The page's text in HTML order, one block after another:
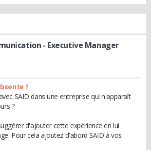
- Executive Manager
?
SAID dans une entreprise qui n'apparaît
?
d'ajouter cette expérience en lui
Pour cela ajoutez d'abord SAID à vos